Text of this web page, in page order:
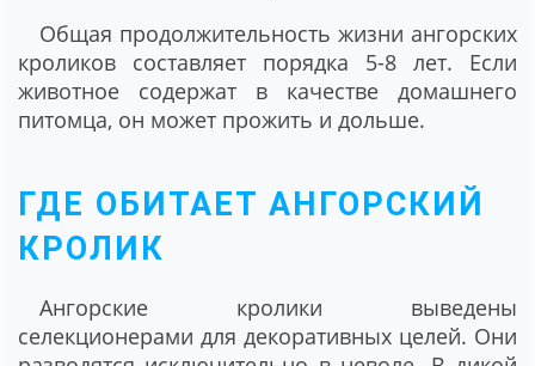
Общая продолжительность жизни ангорских
кроликов составляет порядка 5-8 лет. Если
животное содержат в качестве домашнего
питомца, он может прожить и дольше.
ГДЕ ОБИТАЕТ АНГОРСКИЙ
КРОЛИК
Ангорские кролики выведены
селекционерами для декоративных целей. Они